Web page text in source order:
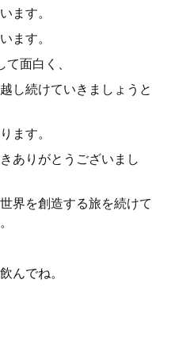
ます。
ます。
面白く、
し続けていきましょうと
ます。
ありがとうございまし
界を創造する旅を続けて
んでね。